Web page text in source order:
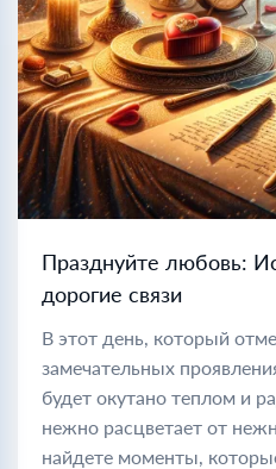
Празднуйте любовь:
дорогие связи
В этот день, который
замечательных
будет окутано теплом и
нежно расцветает от
найдете моменты,